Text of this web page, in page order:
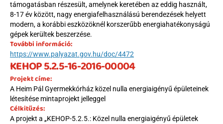
támogatásban részesült, amelynek keretében az eddig használt,
8-17 év között, nagy energiafelhasználású berendezések helyett
modern, a korábbi eszközöknél korszerűbb energiahatékonyságú
gépek kerültek beszerzése.
További információ:
https://www.palyazat.gov.hu/doc/4472
KEHOP 5.2.5-16-2016-00004
Projekt címe:
A Heim Pál Gyermekkórház közel nulla energiaigényű épületeinek
létesítése mintaprojekt jelleggel
Célkitűzés:
A projekt a „KEHOP-5.2.5.: Közel nulla energiaigényű épületek